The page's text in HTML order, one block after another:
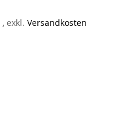
, exkl. Versandkosten